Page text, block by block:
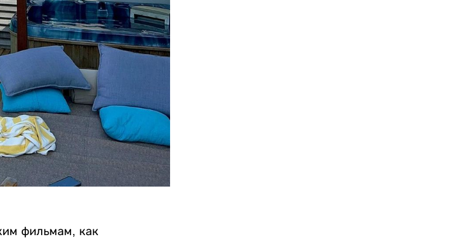
фильмам, как